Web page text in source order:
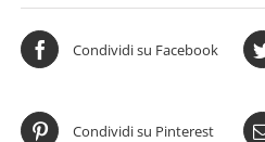
Condividi su Facebook
Condividi su Pinterest